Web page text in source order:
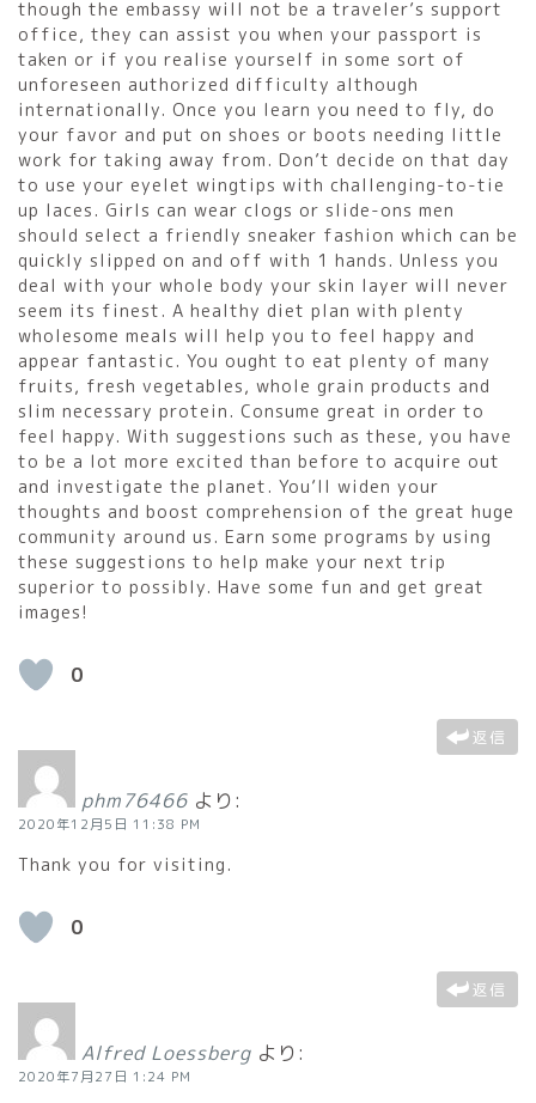
though the embassy will not be a traveler’s support
office, they can assist you when your passport is
taken or if you realise yourself in some sort of
unforeseen authorized difficulty although
internationally. Once you learn you need to fly, do
your favor and put on shoes or boots needing little
work for taking away from. Don’t decide on that day
to use your eyelet wingtips with challenging-to-tie
up laces. Girls can wear clogs or slide-ons men
should select a friendly sneaker fashion which can be
quickly slipped on and off with 1 hands. Unless you
deal with your whole body your skin layer will never
seem its finest. A healthy diet plan with plenty
wholesome meals will help you to feel happy and
appear fantastic. You ought to eat plenty of many
fruits, fresh vegetables, whole grain products and
slim necessary protein. Consume great in order to
feel happy. With suggestions such as these, you have
to be a lot more excited than before to acquire out
and investigate the planet. You’ll widen your
thoughts and boost comprehension of the great huge
community around us. Earn some programs by using
these suggestions to help make your next trip
superior to possibly. Have some fun and get great
images!
0
返信
phm76466 より:
2020年12月5日 11:38 PM
Thank you for visiting.
0
返信
Alfred Loessberg より:
2020年7月27日 1:24 PM